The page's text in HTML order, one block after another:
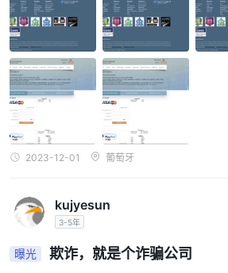
2023-12-01 葡萄牙
kujyesun
3-5年
曝光 欺诈，就是个诈骗公司